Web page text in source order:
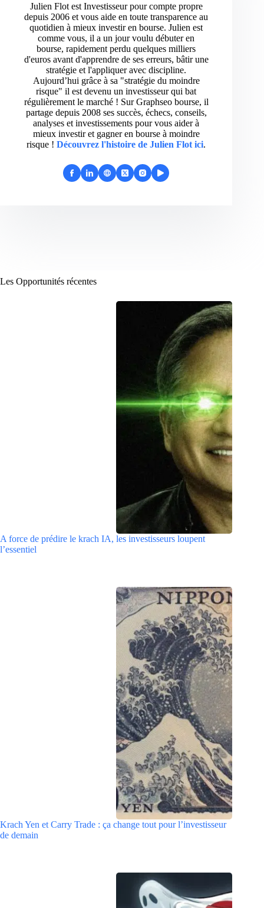
Julien Flot est Investisseur pour compte propre
depuis 2006 et vous aide en toute transparence au
quotidien à mieux investir en bourse. Julien est
comme vous, il a un jour voulu débuter en
bourse, rapidement perdu quelques milliers
d'euros avant d'apprendre de ses erreurs, bâtir une
stratégie et l'appliquer avec discipline.
Aujourd’hui grâce à sa "stratégie du moindre
risque" il est devenu un investisseur qui bat
régulièrement le marché ! Sur Graphseo bourse, il
partage depuis 2008 ses succès, échecs, conseils,
analyses et investissements pour vous aider à
mieux investir et gagner en bourse à moindre
risque ! Découvrez l'histoire de Julien Flot ici.
Les Opportunités récentes
A force de prédire le krach IA, les investisseurs loupent
l’essentiel
Krach Yen et Carry Trade : ça change tout pour l’investisseur
de demain